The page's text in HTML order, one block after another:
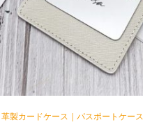
革製カードケース｜パスポートケース